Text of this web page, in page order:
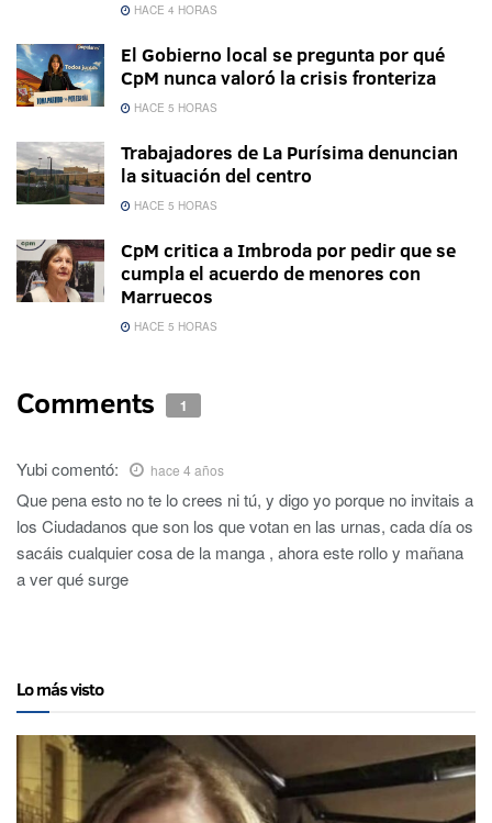
HACE 4 HORAS
El Gobierno local se pregunta por qué
CpM nunca valoró la crisis fronteriza
HACE 5 HORAS
Trabajadores de La Purísima denuncian
la situación del centro
HACE 5 HORAS
CpM critica a Imbroda por pedir que se
cumpla el acuerdo de menores con
Marruecos
HACE 5 HORAS
Comments 1
Yubicomentó: hace 4 años
Que pena esto no te lo crees ni tú, y digo yo porque no invitais a
los Ciudadanos que son los que votan en las urnas, cada día os
sacáis cualquier cosa de la manga , ahora este rollo y mañana
a ver qué surge
Lo más visto